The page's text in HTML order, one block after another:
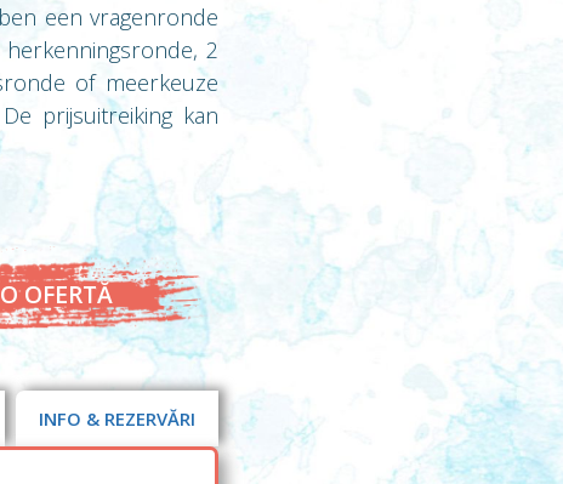
een vragenronde
2
of meerkeuze
prijsuitreiking kan
OFERTĂ
INFO & REZERVĂRI